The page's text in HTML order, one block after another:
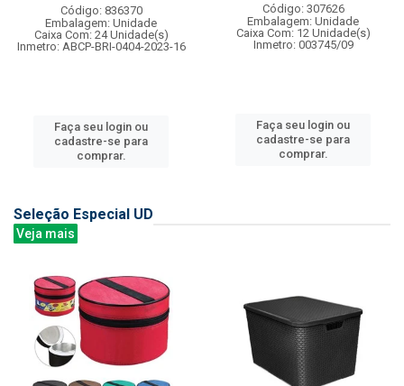
Código: 836370
Embalagem: Unidade
Caixa Com: 24 Unidade(s)
Inmetro: ABCP-BRI-0404-2023-16
Faça seu login ou
cadastre-se para
comprar.
Código: 307626
Embalagem: Unidade
Caixa Com: 12 Unidade(s)
Inmetro: 003745/09
Faça seu login ou
cadastre-se para
comprar.
Seleção Especial UD
Veja mais